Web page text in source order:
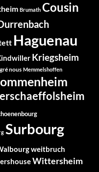
Brumath Cousin
Haguenau
Kriegsheim
nous Memmelshoffen
Surbourg
weitbruch
Wittersheim